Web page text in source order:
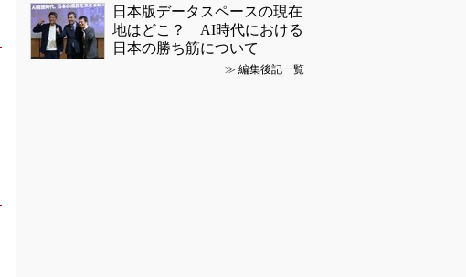
日本版データスペースの現在
地はどこ？ AI時代における
日本の勝ち筋について
≫ 編集後記一覧